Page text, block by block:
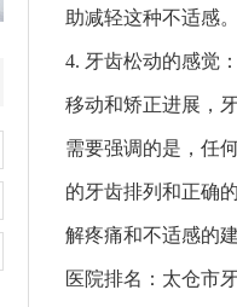
助减轻这种不适感。
4. 牙齿松动的感觉
移动和矫正进展，
需要强调的是，任
的牙齿排列和正确
解疼痛和不适感的建
医院排名：太仓市